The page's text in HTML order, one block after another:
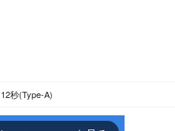
12秒(Type-A)